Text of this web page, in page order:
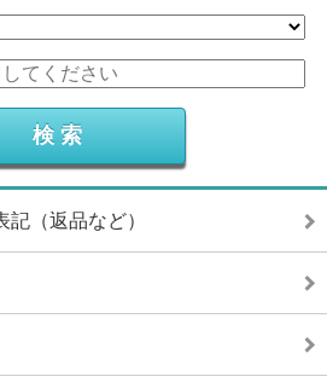
（返品など）